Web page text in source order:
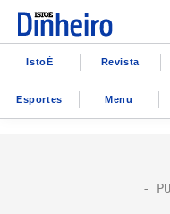
IstoÉ Revista
Esportes Menu